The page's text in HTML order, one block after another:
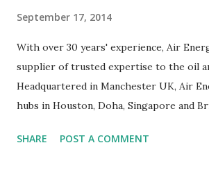
memahami permasalahan-permasalahan
September 17, 2014
With over 30 years' experience, Air
supplier of trusted expertise to the oil
Headquartered in Manchester UK, Air
hubs in Houston, Doha, Singapore and
50 countries worldwide, and through our
SHARE POST A COMMENT